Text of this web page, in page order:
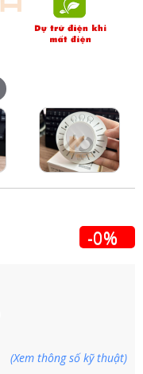
-0%
(Xem thông số kỹ thuật)